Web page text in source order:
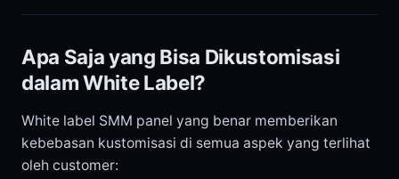
Apa Saja yang Bisa Dikustomisasi
dalam White Label?
White label SMM panel yang benar memberikan
kebebasan kustomisasi di semua aspek yang terlihat
oleh customer: